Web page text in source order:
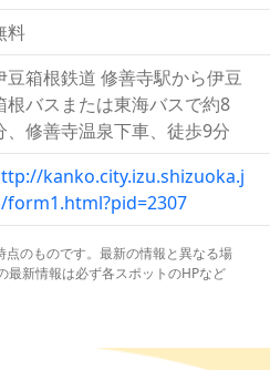
という経緯があります。
「頼家まつり」が開催されて
供養が行われています。
料
豆箱根鉄道 修善寺駅から伊豆
根バスまたは東海バスで約8
、修善寺温泉下車、徒歩9分
kanko.city.izu.shizuoka.j
form1.html?pid=2307
のものです。最新の情報と異なる場
最新情報は必ず各スポットのHPなど